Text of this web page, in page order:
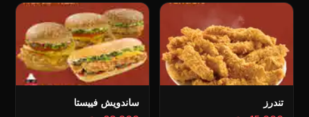
تندرز ساندويش فييستا